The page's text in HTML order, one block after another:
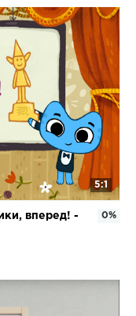
5:1
вперед! -
0%